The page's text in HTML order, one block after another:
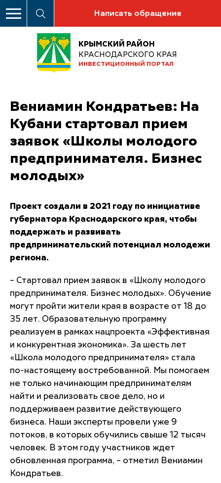
Написать обращение
КРЫМСКИЙ РАЙОН
КРАСНОДАРСКОГО КРАЯ
ИНВЕСТИЦИОННЫЙ ПОРТАЛ
Вениамин Кондратьев: На
Кубани стартовал прием
заявок «Школы молодого
предпринимателя. Бизнес
молодых»
Проект создали в 2021 году по инициативе
губернатора Краснодарского края, чтобы
поддержать и развивать
предпринимательский потенциал молодежи
региона.
– Стартовал прием заявок в «Школу молодого
предпринимателя. Бизнес молодых». Обучение
могут пройти жители края в возрасте от 18 до
35 лет. Образовательную программу
реализуем в рамках нацпроекта «Эффективная
и конкурентная экономика». За шесть лет
«Школа молодого предпринимателя» стала
по-настоящему востребованной. Мы помогаем
не только начинающим предпринимателям
найти и реализовать свое дело, но и
поддерживаем развитие действующего
бизнеса. Наши эксперты провели уже 9
потоков, в которых обучились свыше 12 тысяч
человек. В этом году участников ждет
обновленная программа, – отметил Вениамин
Кондратьев.